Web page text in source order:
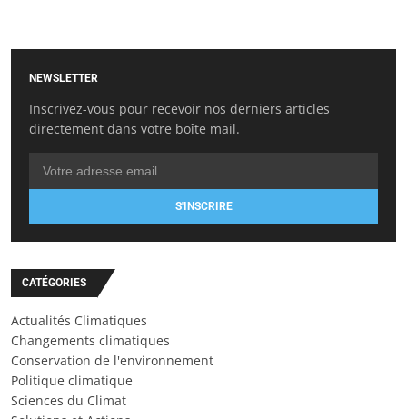
NEWSLETTER
Inscrivez-vous pour recevoir nos derniers articles
directement dans votre boîte mail.
S'INSCRIRE
CATÉGORIES
Actualités Climatiques
Changements climatiques
Conservation de l'environnement
Politique climatique
Sciences du Climat